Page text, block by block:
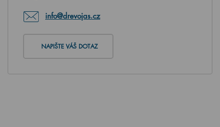
info@drevojas.cz
NAPIŠTE VÁŠ DOTAZ